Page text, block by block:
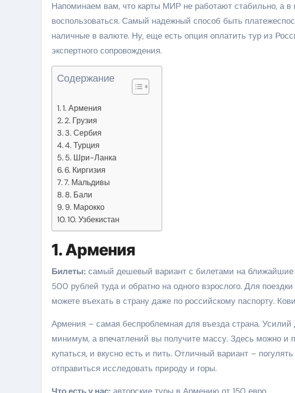
Напоминаем вам, что карты МИР не работают стабильно, а в
воспользоваться. Самый надежный способ быть
наличные в валюте. Ну, еще есть опция оплатить тур из
экспертного сопровождения.
Содержание
1. Армения
2. Грузия
3. Сербия
4. Турция
5. Шри-Ланка
6. Киргизия
7. Мальдивы
8. Бали
9. Марокко
10. Узбекистан
1. Армения
Билеты: самый дешевый вариант с билетами на
500 рублей туда и обратно на одного взрослого. Для
можете въехать в страну даже по российскому паспорту.
Армения – самая беспроблемная для въезда страна. Усилий
минимум, а впечатлений вы получите массу. Здесь можно и
купаться, и вкусно есть и пить. Отличный вариант –
отправиться исследовать природу и горы.